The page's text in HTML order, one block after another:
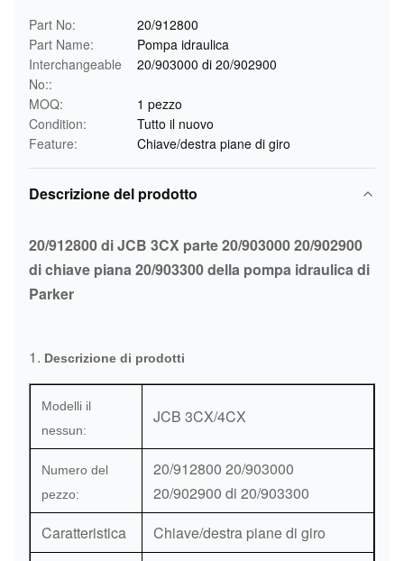
Part No:
20/912800
Part Name:
Pompa idraulica
Interchangeable
No::
20/903000 di 20/902900
MOQ:
1 pezzo
Condition:
Tutto il nuovo
Feature:
Chiave/destra piane di giro
Descrizione del prodotto
20/912800 di JCB 3CX parte 20/903000 20/902900
di chiave piana 20/903300 della pompa idraulica di
Parker
1. Descrizione di prodotti
Modelli il
nessun:
JCB 3CX/4CX
Numero del
pezzo:
20/912800 20/903000
20/902900 di 20/903300
Caratteristica
Chiave/destra piane di giro